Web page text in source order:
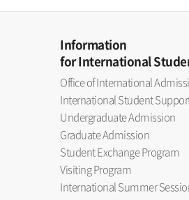
Information
for International
Office of International
International Student
Undergraduate Admission
Graduate Admission
Student Exchange Program
Visiting Program
International Summer